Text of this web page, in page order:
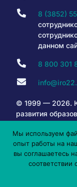
8 (3852)
данном
8 800 301
© 1999 — 2026.
развития
Мы используем
опыт работы на
вы соглашаетесь
соответствии